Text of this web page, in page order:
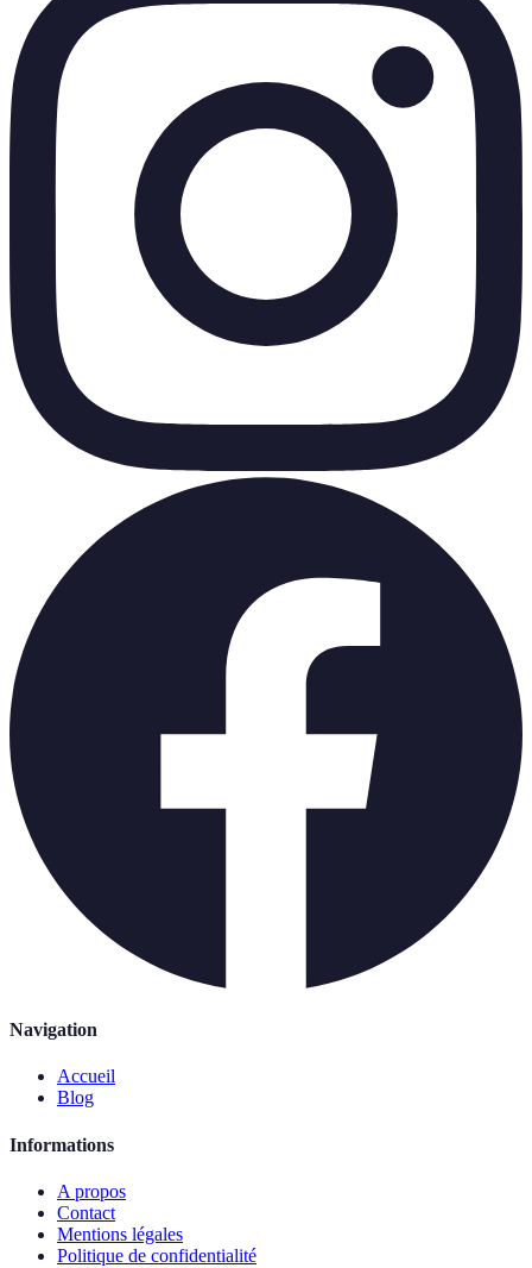
Navigation
Accueil
Blog
Informations
A propos
Contact
Mentions légales
Politique de confidentialité